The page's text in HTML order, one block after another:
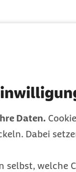
Daten.
Dabei
selbst, welche
im
steigend.
Thüringen